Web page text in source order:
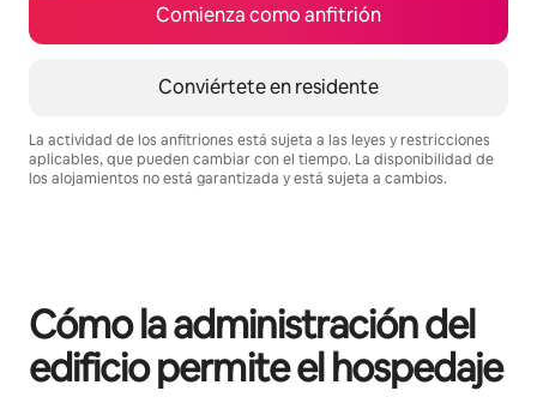
Comienza como anfitrión
Conviértete en residente
La actividad de los anfitriones está sujeta a las leyes y restricciones
aplicables, que pueden cambiar con el tiempo. La disponibilidad de
los alojamientos no está garantizada y está sujeta a cambios.
Cómo la administración del
edificio permite el hospedaje